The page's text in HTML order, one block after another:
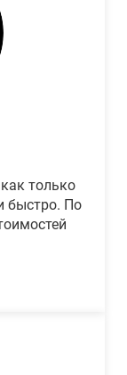
только
быстро. По